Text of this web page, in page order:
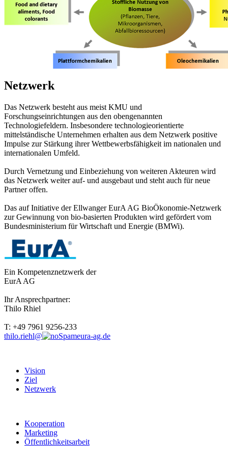
Netzwerk
Das Netzwerk besteht aus meist KMU und
Forschungseinrichtungen aus den obengenannten
Technologiefeldern. Insbesondere technologieorientierte
mittelständische Unternehmen erhalten aus dem Netzwerk positive
Impulse zur Stärkung ihrer Wettbewerbsfähigkeit im nationalen und
internationalen Umfeld.
Durch Vernetzung und Einbeziehung von weiteren Akteuren wird
das Netzwerk weiter auf- und ausgebaut und steht auch für neue
Partner offen.
Das auf Initiative der Ellwanger EurA AG BioÖkonomie-Netzwerk
zur Gewinnung von bio-basierten Produkten wird gefördert vom
Bundesministerium für Wirtschaft und Energie (BMWi).
Ein Kompetenznetzwerk der
EurA AG
Ihr Ansprechpartner:
Thilo Rhiel
T: +49 7961 9256-233
thilo.riehl@
eura-ag.de
Vision
Ziel
Netzwerk
Kooperation
Marketing
Öffentlichkeitsarbeit